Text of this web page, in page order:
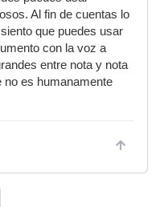
Al fin de cuentas lo
que puedes usar
con la voz a
entre nota y nota
no es humanamente